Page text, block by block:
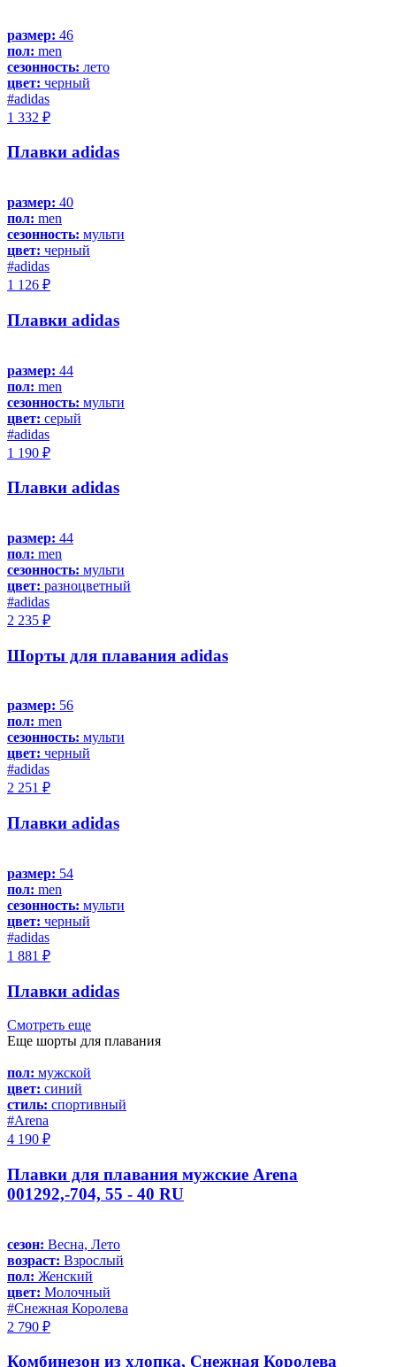
размер: 46
пол: men
сезонность: лето
цвет: черный
#adidas
1 332 ₽
Плавки adidas
размер: 40
пол: men
сезонность: мульти
цвет: черный
#adidas
1 126 ₽
Плавки adidas
размер: 44
пол: men
сезонность: мульти
цвет: серый
#adidas
1 190 ₽
Плавки adidas
размер: 44
пол: men
сезонность: мульти
цвет: разноцветный
#adidas
2 235 ₽
Шорты для плавания adidas
размер: 56
пол: men
сезонность: мульти
цвет: черный
#adidas
2 251 ₽
Плавки adidas
размер: 54
пол: men
сезонность: мульти
цвет: черный
#adidas
1 881 ₽
Плавки adidas
Смотреть еще
Еще шорты для плавания
пол: мужской
цвет: синий
стиль: спортивный
#Arena
4 190 ₽
Плавки для плавания мужские Arena
001292,-704, 55 - 40 RU
сезон: Весна, Лето
возраст: Взрослый
пол: Женский
цвет: Молочный
#Снежная Королева
2 790 ₽
Комбинезон из хлопка, Снежная Королева